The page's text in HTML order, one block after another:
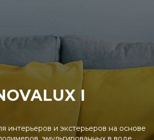
I
интерьеров и экстерьеров на основе